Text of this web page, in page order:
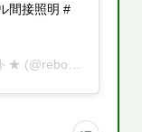
間接照明 #
★ (@reboot.cars) on